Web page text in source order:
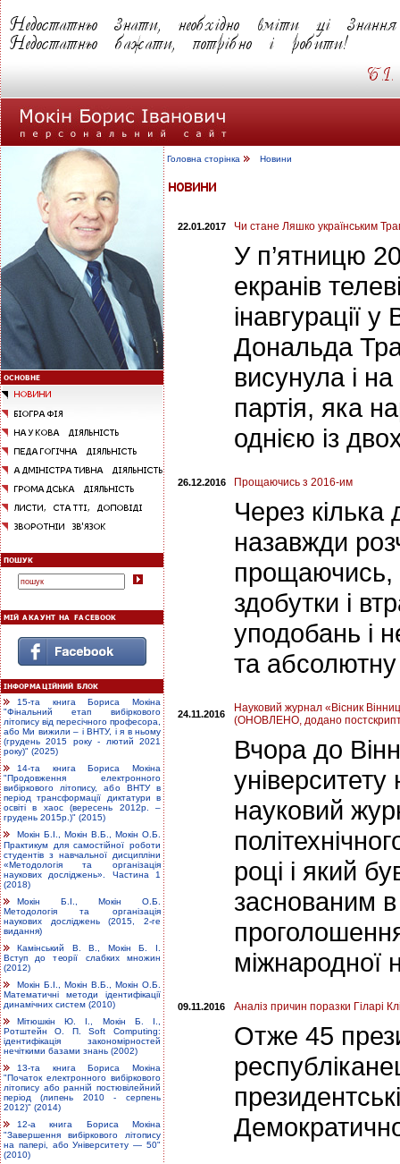
15-та книга Бориса Мокіна
"Фінальний етап вибіркового
літопису від пересічного професора,
або Ми вижили – і ВНТУ, і я в ньому
(грудень 2015 року - лютий 2021
року)" (2025)
14-та книга Бориса Мокіна
"Продовження електронного
вибіркового літопису, або ВНТУ в
період трансформації диктатури в
освіті в хаос (вересень 2012р. –
грудень 2015р.)" (2015)
Мокін Б.І., Мокін В.Б., Мокін О.Б.
Практикум для самостійної роботи
студентів з навчальної дисципліни
«Методологія та організація
наукових досліджень». Частина 1
(2018)
Мокін Б.І., Мокін О.Б.
Методологія та організація
наукових досліджень (2015, 2-ге
видання)
Камінський В. В., Мокін Б. І.
Вступ до теорії слабких множин
(2012)
Мокін Б.І., Мокін В.Б., Мокін О.Б.
Математичні методи ідентифікації
динамічних систем (2010)
Мітюшкін Ю. І., Мокін Б. І.,
Ротштейн О. П. Soft Computing:
ідентифікація закономірностей
нечіткими базами знань (2002)
13-та книга Бориса Мокіна
"Початок електронного вибіркового
літопису або ранній постювілейний
період (липень 2010 - серпень
2012)" (2014)
12-а книга Бориса Мокіна
"Завершення вибіркового літопису
на папері, або Університету — 50"
(2010)
Головна сторінка Новини
22.01.2017 Чи стане Ляшко українським
У п’ятницю
екранів
інавгурації
Дональда
висунула і
партія, яка
однією із
26.12.2016 Прощаючись з 2016-им
Через кілька
назавжди
прощаючись,
здобутки і
уподобань і
та абсолютну
24.11.2016
Науковий журнал «Вісник
(ОНОВЛЕНО, додано
Вчора до
науковий
році і який
заснованим в
міжнародної
09.11.2016 Аналіз причин поразки Гіларі
Отже 45